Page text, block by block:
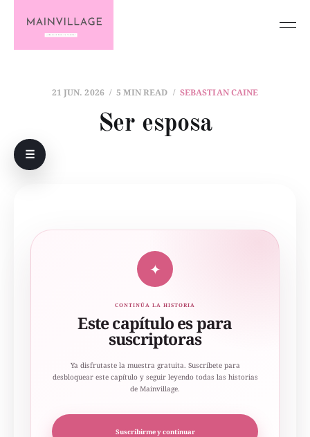
21 JUN. 2026 5 MIN READ SEBASTIAN CAINE
Ser esposa
☰
✦
CONTINÚA LA HISTORIA
Este capítulo es para
suscriptoras
Ya disfrutaste la muestra gratuita. Suscríbete para
desbloquear este capítulo y seguir leyendo todas las historias
de Mainvillage.
Suscribirme y continuar